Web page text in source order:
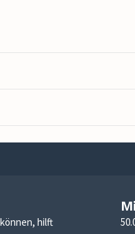
hilft